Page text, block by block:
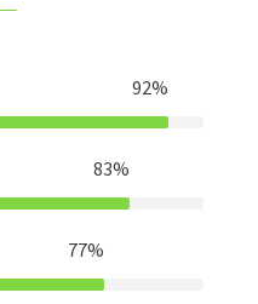
92%
83%
77%